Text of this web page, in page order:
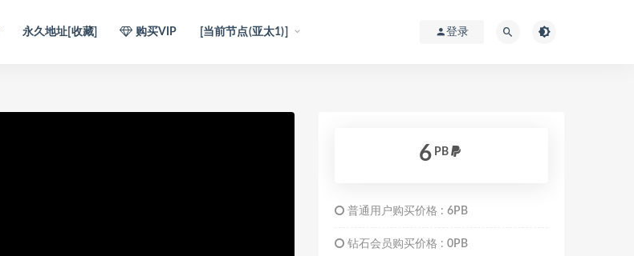
永久地址[收藏] 购买VIP [当前节点(亚太1)] 登录
6 PB
普通用户购买价格 : 6PB
钻石会员购买价格 : 0PB